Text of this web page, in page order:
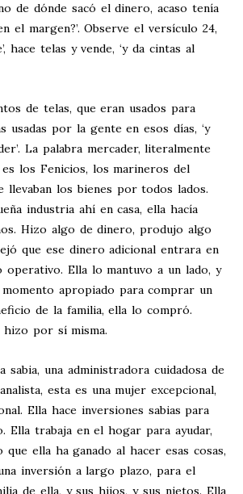
de dónde sacó el dinero, acaso tenía
el margen?’. Observe el versículo 24,
hace telas y vende, ‘y da cintas al
de telas, que eran usados para
usadas por la gente en esos días, ‘y
La palabra mercader, literalmente
es los Fenicios, los marineros del
llevaban los bienes por todos lados.
industria ahí en casa, ella hacía
Hizo algo de dinero, produjo algo
que ese dinero adicional entrara en
Ella lo mantuvo a un lado, y
apropiado para comprar un
de la familia, ella lo compró.
por sí misma.
sabia, una administradora cuidadosa de
esta es una mujer excepcional,
Ella hace inversiones sabias para
Ella trabaja en el hogar para ayudar,
ella ha ganado al hacer esas cosas,
inversión a largo plazo, para el
de ella, y sus hijos, y sus nietos. Ella